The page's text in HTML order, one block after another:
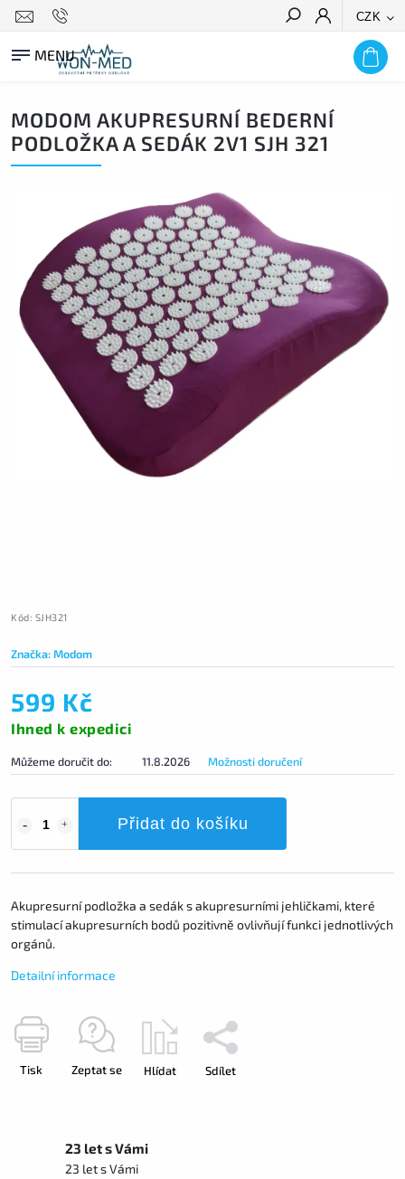
CZK
HLEDAT
MODOM AKUPRESURNÍ BEDERNÍ
PODLOŽKA A SEDÁK 2V1 SJH 321
Kód: SJH321
Značka:Modom
599 Kč
Ihned k expedici
Můžeme doručit do: 11.8.2026 Možnosti doručení
Přidat do košíku
Akupresurní podložka a sedák s akupresurními jehličkami, které
stimulací akupresurních bodů pozitivně ovlivňují funkci jednotlivých
orgánů.
Detailní informace
Tisk Zeptat se Hlídat Sdílet
23 let s Vámi
23 let s Vámi